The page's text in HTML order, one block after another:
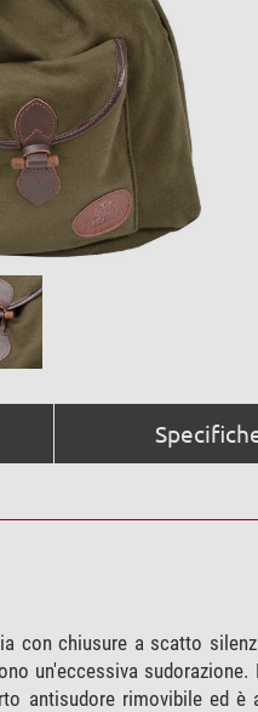
con chiusure a scatto
un'eccessiva
antisudore rimovibile ed